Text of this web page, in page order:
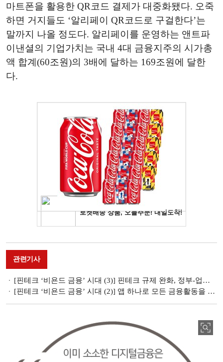
마트폰을 활용한 QR코드 결제가 대중화됐다. 오죽
하면 거지들도 ‘알리페이 QR코드로 구걸한다’는
말까지 나올 정도다. 알리페이를 운영하는 앤트파
이낸셜의 기업가치는 국내 4대 금융지주의 시가총
액 합계(60조원)의 3배에 달하는 169조원에 달한
다.
관련기사
[핀테크 ‘비욘드 금융’ 시대 (3)] 핀테크 규제 완화, 정부-업계 간 공감대 조성
[핀테크 ‘비욘드 금융’ 시대 (2)] 앱 하나로 모든 금융활동을 한번에!